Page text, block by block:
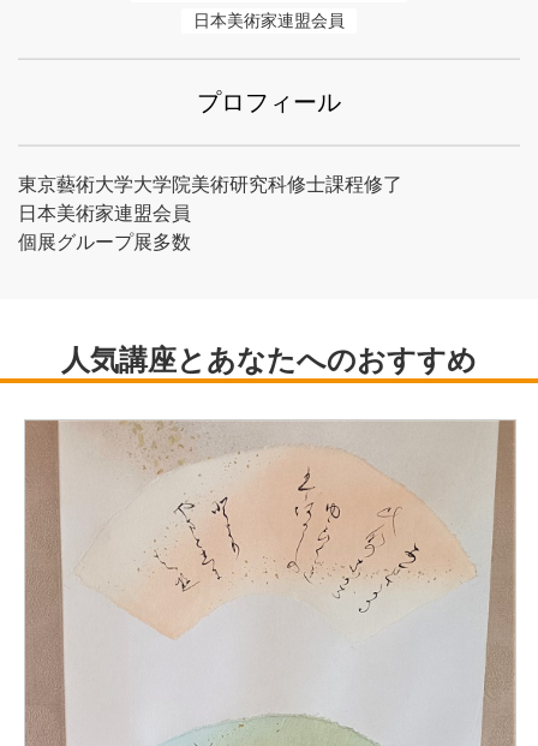
日本美術家連盟会員
プロフィール
東京藝術大学大学院美術研究科修士課程修了
日本美術家連盟会員
個展グループ展多数